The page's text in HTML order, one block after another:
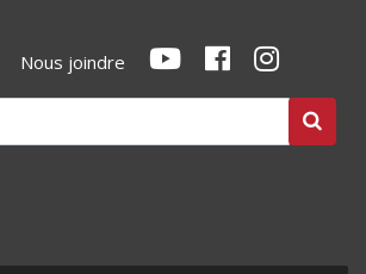
Nous joindre